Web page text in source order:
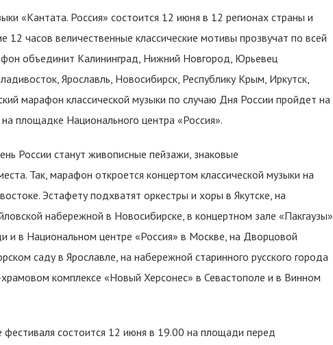
«Кантата. Россия» состоится 12 июня в 12 регионах страны и
часов величественные классические мотивы прозвучат по всей
объединит Калининград, Нижний Новгород, Юрьевец
Ярославль, Новосибирск, Республику Крым, Иркутск,
марафон классической музыки по случаю Дня России пройдет на
площадке Национального центра «Россия».
России станут живописные пейзажи, знаковые
Так, марафон откроется концертом классической музыки на
Эстафету подхватят оркестры и хоры в Якутске, на
набережной в Новосибирске, в концертном зале «Пакгаузы»
в Национальном центре «Россия» в Москве, на Дворцовой
саду в Ярославле, на набережной старинного русского города
комплексе «Новый Херсонес» в Севастополе и в Винном
состоится 12 июня в 19.00 на площади перед